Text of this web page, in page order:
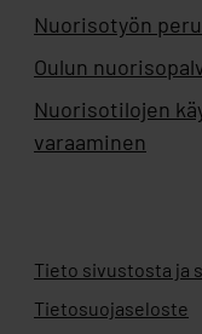
Nuorisotyön
Oulun
Nuorisotilojen
varaaminen
Tieto sivustosta ja
Tietosuojaseloste